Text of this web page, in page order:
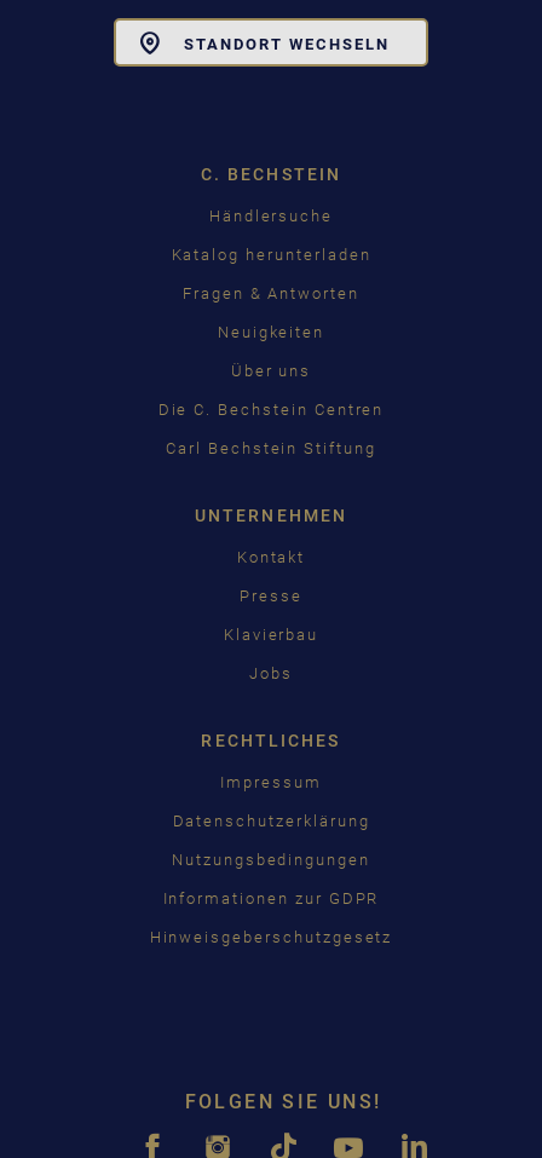
STANDORT WECHSELN
C. BECHSTEIN
Händlersuche
Katalog herunterladen
Fragen & Antworten
Neuigkeiten
Über uns
Die C. Bechstein Centren
Carl Bechstein Stiftung
UNTERNEHMEN
Kontakt
Presse
Klavierbau
Jobs
RECHTLICHES
Impressum
Datenschutzerklärung
Nutzungsbedingungen
Informationen zur GDPR
Hinweisgeberschutzgesetz
FOLGEN SIE UNS!